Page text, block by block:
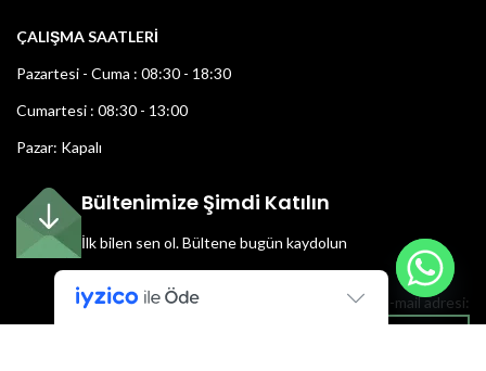
ÇALIŞMA SAATLERİ
Pazartesi - Cuma : 08:30 - 18:30
Cumartesi : 08:30 - 13:00
Pazar: Kapalı
Bültenimize Şimdi Katılın
İlk bilen sen ol.Bültene bugün kaydolun
E-mail adresi: